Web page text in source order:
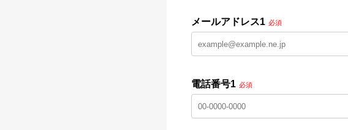
メールアドレス1 必須
電話番号1 必須